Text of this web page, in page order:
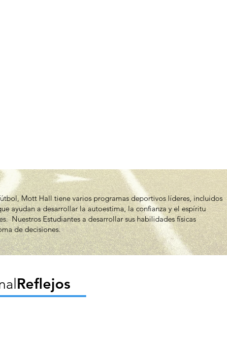
Mott Hall tiene varios programas deportivos líderes, incluidos
ayudan a desarrollar la autoestima, la confianza y el espíritu
Nuestros Estudiantes a desarrollar sus habilidades físicas
de decisiones.
Reflejos